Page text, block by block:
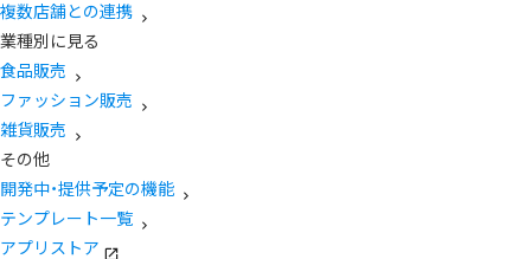
複数店舗との連携
業種別に見る
食品販売
ファッション販売
雑貨販売
その他
開発中・提供予定の機能
テンプレート一覧
アプリストア